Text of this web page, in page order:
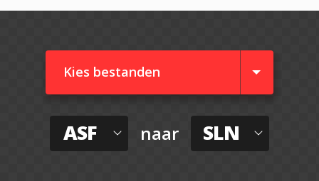
Kies bestanden
ASF naar SLN